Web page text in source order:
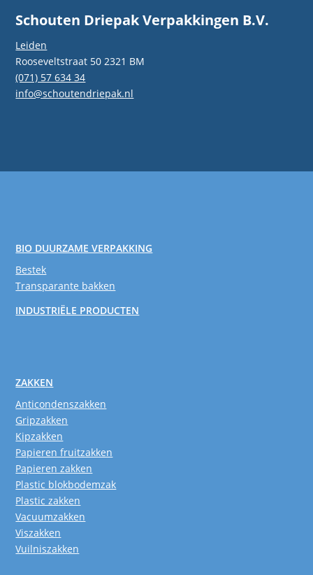
Schouten Driepak Verpakkingen B.V.
Leiden
Rooseveltstraat 50 2321 BM
(071) 57 634 34
info@schoutendriepak.nl
BIO DUURZAME VERPAKKING
Bestek
Transparante bakken
INDUSTRIËLE PRODUCTEN
ZAKKEN
Anticondenszakken
Gripzakken
Kipzakken
Papieren fruitzakken
Papieren zakken
Plastic blokbodemzak
Plastic zakken
Vacuumzakken
Viszakken
Vuilniszakken